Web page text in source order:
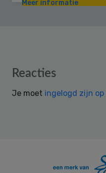
Meer informatie
Reader
Reacties
Je moet ingelogd zijn op